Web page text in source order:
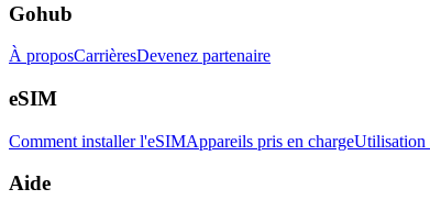
Gohub
À proposCarrièresDevenez partenaire
eSIM
Comment installer l'eSIMAppareils pris en chargeUtilisation
Aide